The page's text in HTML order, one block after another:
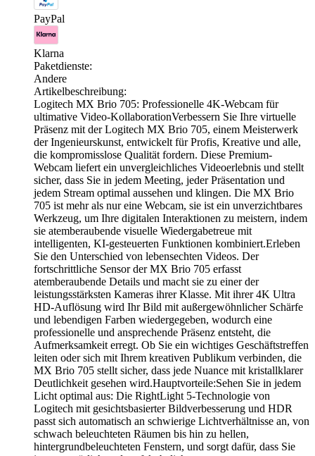
PayPal
Klarna
Paketdienste:
Andere
Artikelbeschreibung:
Logitech MX Brio 705: Professionelle 4K-Webcam für
ultimative Video-KollaborationVerbessern Sie Ihre virtuelle
Präsenz mit der Logitech MX Brio 705, einem Meisterwerk
der Ingenieurskunst, entwickelt für Profis, Kreative und alle,
die kompromisslose Qualität fordern. Diese Premium-
Webcam liefert ein unvergleichliches Videoerlebnis und stellt
sicher, dass Sie in jedem Meeting, jeder Präsentation und
jedem Stream optimal aussehen und klingen. Die MX Brio
705 ist mehr als nur eine Webcam, sie ist ein unverzichtbares
Werkzeug, um Ihre digitalen Interaktionen zu meistern, indem
sie atemberaubende visuelle Wiedergabetreue mit
intelligenten, KI-gesteuerten Funktionen kombiniert.Erleben
Sie den Unterschied von lebensechten Videos. Der
fortschrittliche Sensor der MX Brio 705 erfasst
atemberaubende Details und macht sie zu einer der
leistungsstärksten Kameras ihrer Klasse. Mit ihrer 4K Ultra
HD-Auflösung wird Ihr Bild mit außergewöhnlicher Schärfe
und lebendigen Farben wiedergegeben, wodurch eine
professionelle und ansprechende Präsenz entsteht, die
Aufmerksamkeit erregt. Ob Sie ein wichtiges Geschäftstreffen
leiten oder sich mit Ihrem kreativen Publikum verbinden, die
MX Brio 705 stellt sicher, dass jede Nuance mit kristallklarer
Deutlichkeit gesehen wird.Hauptvorteile:Sehen Sie in jedem
Licht optimal aus: Die RightLight 5-Technologie von
Logitech mit gesichtsbasierter Bildverbesserung und HDR
passt sich automatisch an schwierige Lichtverhältnisse an, von
schwach beleuchteten Räumen bis hin zu hellen,
hintergrundbeleuchteten Fenstern, und sorgt dafür, dass Sie